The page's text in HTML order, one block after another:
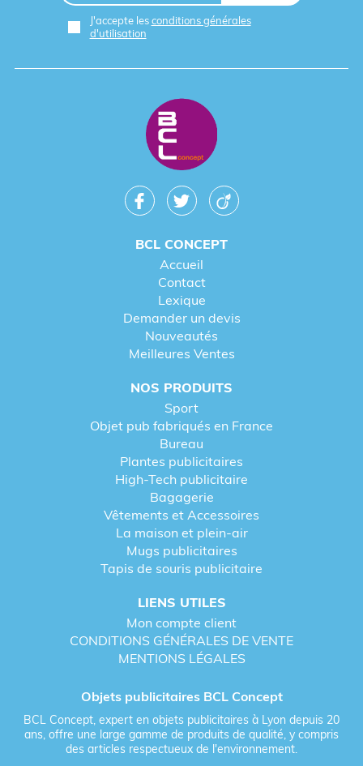
J'accepte lesconditions générales
d'utilisation
BCL CONCEPT
Accueil
Contact
Lexique
Demander un devis
Nouveautés
Meilleures Ventes
NOS PRODUITS
Sport
Objet pub fabriqués en France
Bureau
Plantes publicitaires
High-Tech publicitaire
Bagagerie
Vêtements et Accessoires
La maison et plein-air
Mugs publicitaires
Tapis de souris publicitaire
LIENS UTILES
Mon compte client
CONDITIONS GÉNÉRALES DE VENTE
MENTIONS LÉGALES
Objets publicitaires BCL Concept
BCL Concept, expert en objets publicitaires à Lyon depuis 20
ans, offre une large gamme de produits de qualité, y compris
des articles respectueux de l'environnement.